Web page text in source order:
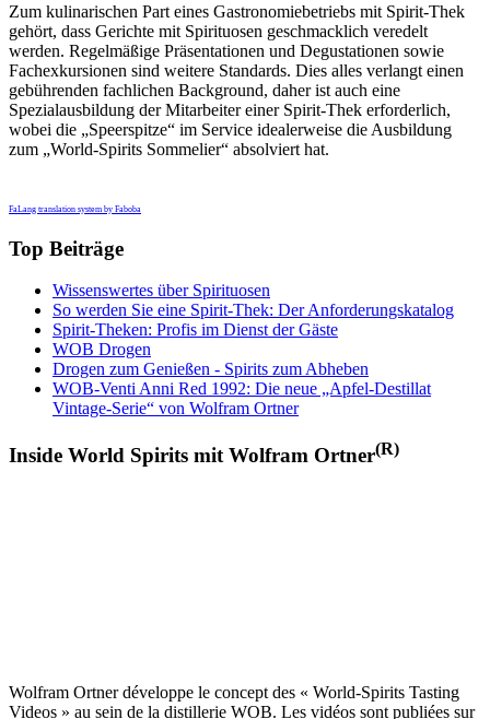
Zum kulinarischen Part eines Gastronomiebetriebs mit Spirit-Thek
gehört, dass Gerichte mit Spirituosen geschmacklich veredelt
werden. Regelmäßige Präsentationen und Degustationen sowie
Fachexkursionen sind weitere Standards. Dies alles verlangt einen
gebührenden fachlichen Background, daher ist auch eine
Spezialausbildung der Mitarbeiter einer Spirit-Thek erforderlich,
wobei die „Speerspitze“ im Service idealerweise die Ausbildung
zum „World-Spirits Sommelier“ absolviert hat.
FaLang translation system by Faboba
Top Beiträge
Wissenswertes über Spirituosen
So werden Sie eine Spirit-Thek: Der Anforderungskatalog
Spirit-Theken: Profis im Dienst der Gäste
WOB Drogen
Drogen zum Genießen - Spirits zum Abheben
WOB-Venti Anni Red 1992: Die neue „Apfel-Destillat
Vintage-Serie“ von Wolfram Ortner
Inside World Spirits mit Wolfram Ortner(R)
Wolfram Ortner développe le concept des « World-Spirits Tasting
Videos » au sein de la distillerie WOB. Les vidéos sont publiées sur